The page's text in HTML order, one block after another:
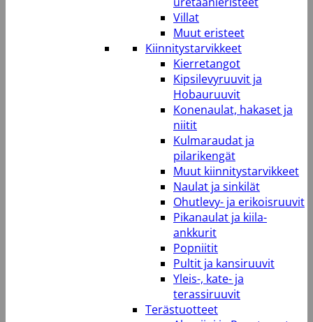
Villat
Muut eristeet
Kiinnitystarvikkeet
Kierretangot
Kipsilevyruuvit ja
Hobauruuvit
Konenaulat, hakaset ja
niitit
Kulmaraudat ja
pilarikengät
Muut kiinnitystarvikkeet
Naulat ja sinkilät
Ohutlevy- ja erikoisruuvit
Pikanaulat ja kiila-
ankkurit
Popniitit
Pultit ja kansiruuvit
Yleis-, kate- ja
terassiruuvit
Terästuotteet